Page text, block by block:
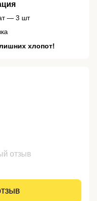
— 3 шт
хлопот!
отзыв